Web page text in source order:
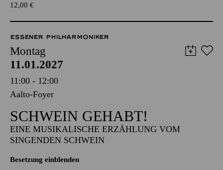
12,00 €
ESSENER PHILHARMONIKER
Montag
11.01.2027
11:00 - 12:00
Aalto-Foyer
SCHWEIN GEHABT!
EINE MUSIKALISCHE ERZÄHLUNG VOM
SINGENDEN SCHWEIN
Besetzung einblenden